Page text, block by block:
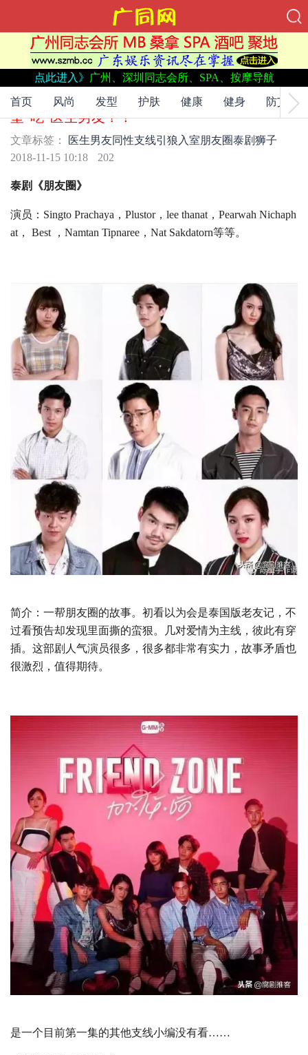
点此进入》 广州、深圳同志会所、SPA、按摩导航
首页 风尚 发型 护肤 健康 健身 防艾
文章标签：医生男友 同性支线引狼入室 朋友圈泰剧狮子
泰剧《朋友圈》同性支线：狮子引“狼”入
室“吃”医生男友？！
文章标签： 医生男友同性支线引狼入室朋友圈泰剧狮子
2018-11-15 10:18
202
泰剧《朋友圈》
演员：Singto Prachaya，Plustor，lee thanat，Pearwah Nichaph
at， Best ，Namtan Tipnaree，Nat Sakdatorn等等。
简介：一帮朋友圈的故事。初看以为会是泰国版老友记，不
过看预告却发现里面撕的蛮狠。几对爱情为主线，彼此有穿
插。这部剧人气演员很多，很多都非常有实力，故事矛盾也
很激烈，值得期待。
是一个目前第一集的其他支线小编没有看……